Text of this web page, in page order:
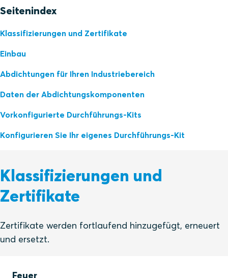
Seitenindex
Klassifizierungen und Zertifikate
Einbau
Abdichtungen für Ihren Industriebereich
Daten der Abdichtungskomponenten
Vorkonfigurierte Durchführungs-Kits
Konfigurieren Sie Ihr eigenes Durchführungs-Kit
Klassifizierungen und
Zertifikate
Zertifikate werden fortlaufend hinzugefügt, erneuert
und ersetzt.
Feuer